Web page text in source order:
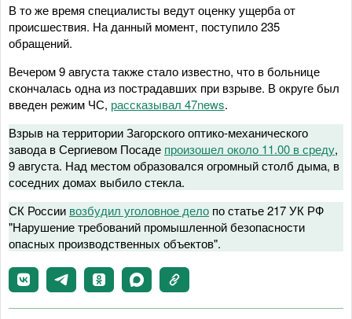
В то же время специалисты ведут оценку ущерба от
происшествия. На данный момент, поступило 235
обращений.
Вечером 9 августа также стало известно, что в больнице
скончалась одна из пострадавших при взрыве. В округе был
введен режим ЧС, рассказывал 47news.
Взрыв на территории Загорского оптико-механического
завода в Сергиевом Посаде произошел около 11.00 в среду,
9 августа. Над местом образовался огромный столб дыма, в
соседних домах выбило стекла.
СК России возбудил уголовное дело по статье 217 УК РФ
"Нарушение требований промышленной безопасности
опасных производственных объектов".